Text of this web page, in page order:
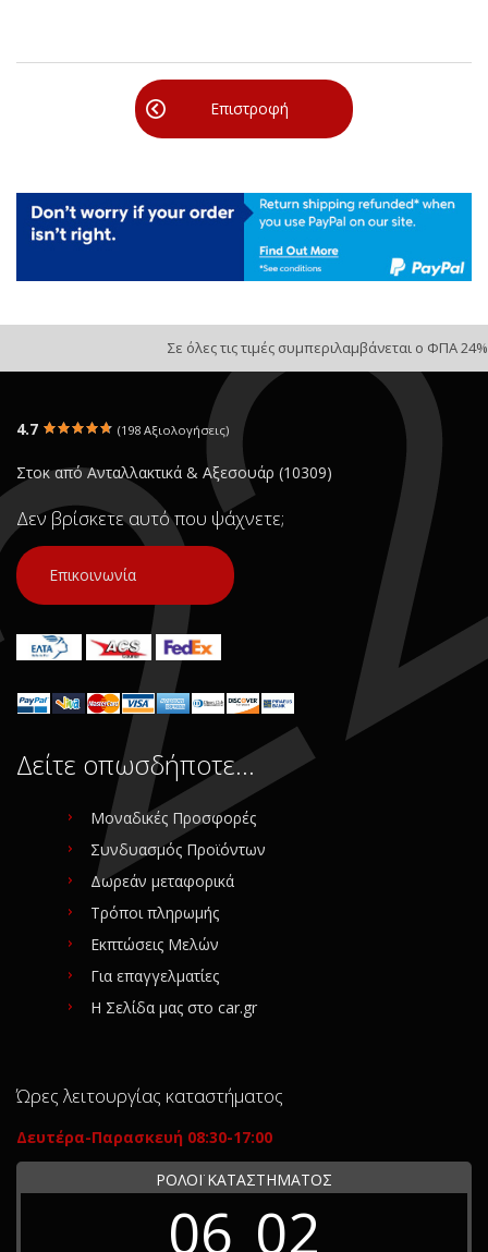
Επιστροφή
Σε όλες τις τιμές συμπεριλαμβάνεται ο ΦΠΑ 24%
4.7 (198 Αξιολογήσεις)
Στοκ από Ανταλλακτικά & Αξεσουάρ (10309)
Δεν βρίσκετε αυτό που ψάχνετε;
Επικοινωνία
Δείτε οπωσδήποτε…
Μοναδικές Προσφορές
Συνδυασμός Προϊόντων
Δωρεάν μεταφορικά
Τρόποι πληρωμής
Εκπτώσεις Μελών
Για επαγγελματίες
Η Σελίδα μας στο car.gr
Ώρες λειτουργίας καταστήματος
Δευτέρα-Παρασκευή 08:30-17:00
ΡΟΛΟΪ ΚΑΤΑΣΤΗΜΑΤΟΣ
06 02